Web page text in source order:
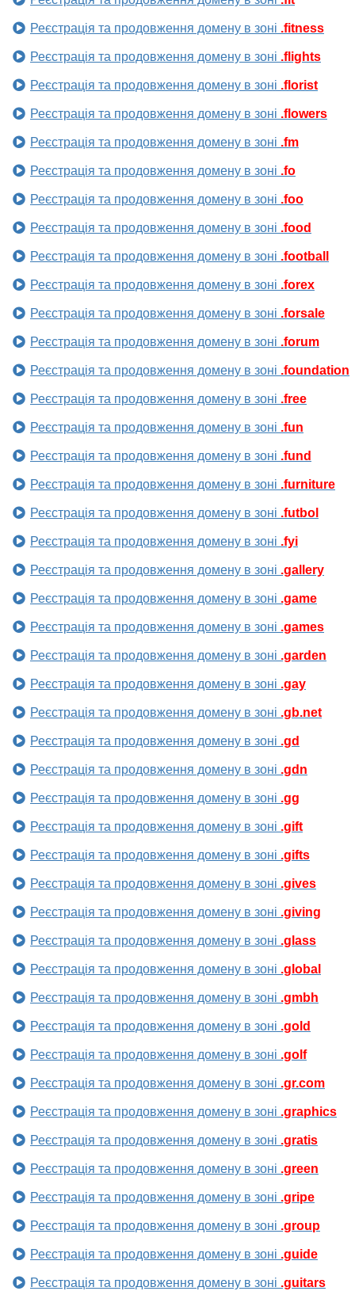
Реєстрація та продовження домену в зоні .fitness
Реєстрація та продовження домену в зоні .flights
Реєстрація та продовження домену в зоні .florist
Реєстрація та продовження домену в зоні .flowers
Реєстрація та продовження домену в зоні .fm
Реєстрація та продовження домену в зоні .fo
Реєстрація та продовження домену в зоні .foo
Реєстрація та продовження домену в зоні .food
Реєстрація та продовження домену в зоні .football
Реєстрація та продовження домену в зоні .forex
Реєстрація та продовження домену в зоні .forsale
Реєстрація та продовження домену в зоні .forum
Реєстрація та продовження домену в зоні .foundation
Реєстрація та продовження домену в зоні .free
Реєстрація та продовження домену в зоні .fun
Реєстрація та продовження домену в зоні .fund
Реєстрація та продовження домену в зоні .furniture
Реєстрація та продовження домену в зоні .futbol
Реєстрація та продовження домену в зоні .fyi
Реєстрація та продовження домену в зоні .gallery
Реєстрація та продовження домену в зоні .game
Реєстрація та продовження домену в зоні .games
Реєстрація та продовження домену в зоні .garden
Реєстрація та продовження домену в зоні .gay
Реєстрація та продовження домену в зоні .gb.net
Реєстрація та продовження домену в зоні .gd
Реєстрація та продовження домену в зоні .gdn
Реєстрація та продовження домену в зоні .gg
Реєстрація та продовження домену в зоні .gift
Реєстрація та продовження домену в зоні .gifts
Реєстрація та продовження домену в зоні .gives
Реєстрація та продовження домену в зоні .giving
Реєстрація та продовження домену в зоні .glass
Реєстрація та продовження домену в зоні .global
Реєстрація та продовження домену в зоні .gmbh
Реєстрація та продовження домену в зоні .gold
Реєстрація та продовження домену в зоні .golf
Реєстрація та продовження домену в зоні .gr.com
Реєстрація та продовження домену в зоні .graphics
Реєстрація та продовження домену в зоні .gratis
Реєстрація та продовження домену в зоні .green
Реєстрація та продовження домену в зоні .gripe
Реєстрація та продовження домену в зоні .group
Реєстрація та продовження домену в зоні .guide
Реєстрація та продовження домену в зоні .guitars